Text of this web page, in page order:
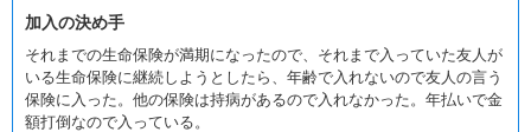
加入の決め手
それまでの生命保険が満期になったので、それまで入っていた友人が
いる生命保険に継続しようとしたら、年齢で入れないので友人の言う
保険に入った。他の保険は持病があるので入れなかった。年払いで金
額打倒なので入っている。